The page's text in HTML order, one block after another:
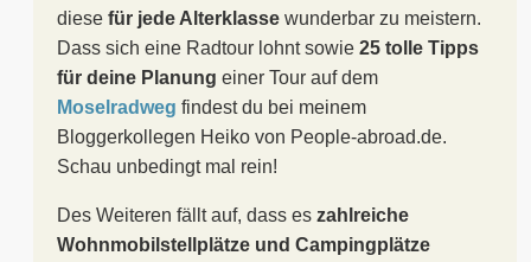
diese für jede Alterklasse wunderbar zu meistern.
Dass sich eine Radtour lohnt sowie 25 tolle Tipps
für deine Planung einer Tour auf dem
Moselradweg findest du bei meinem
Bloggerkollegen Heiko von People-abroad.de.
Schau unbedingt mal rein!
Des Weiteren fällt auf, dass es zahlreiche
Wohnmobilstellplätze und Campingplätze